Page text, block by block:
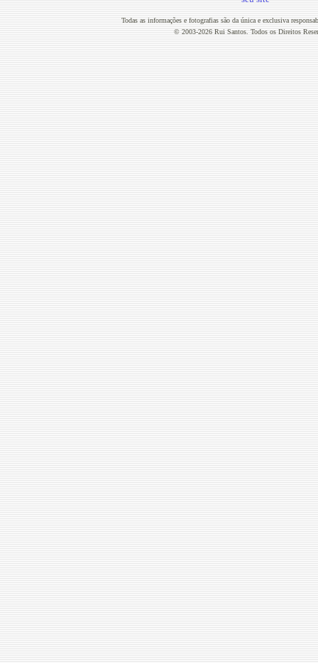
Todas as informações e fotografias são da única e exclusiva
© 2003-2026 Rui Santos. Todos os Direitos